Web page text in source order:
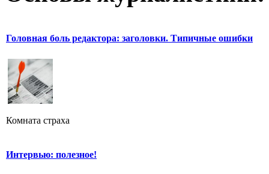
Головная боль редактора: заголовки. Типичные ошибки
Комната страха
Интервью: полезное!